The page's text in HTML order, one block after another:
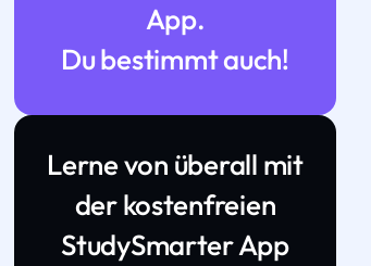
App.
Du bestimmt auch!
Lerne von überall mit
der kostenfreien
StudySmarter App